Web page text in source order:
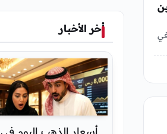
أخر الأخبار
أسعار الذهب اليوم في